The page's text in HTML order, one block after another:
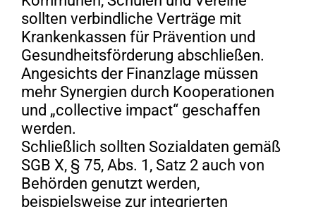
sollten verbindliche Verträge mit
Krankenkassen für Prävention und
Gesundheitsförderung abschließen.
Angesichts der Finanzlage müssen
mehr Synergien durch Kooperationen
und „collective impact“ geschaffen
werden.
Schließlich sollten Sozialdaten gemäß
SGB X, § 75, Abs. 1, Satz 2 auch von
Behörden genutzt werden,
beispielsweise zur integrierten